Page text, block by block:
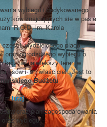
wybiegu i dedykowanego
znajdujących sie w pasie
R.O.D. im. Karola
części: wydzielonego placu
2oraz ogrodzonego wybiegu o
łącznie największy teren w
psów i ich właścicieli. Jest to
Budżetu
tutaj.
oraz plan zagospodarowania
wybiegu.